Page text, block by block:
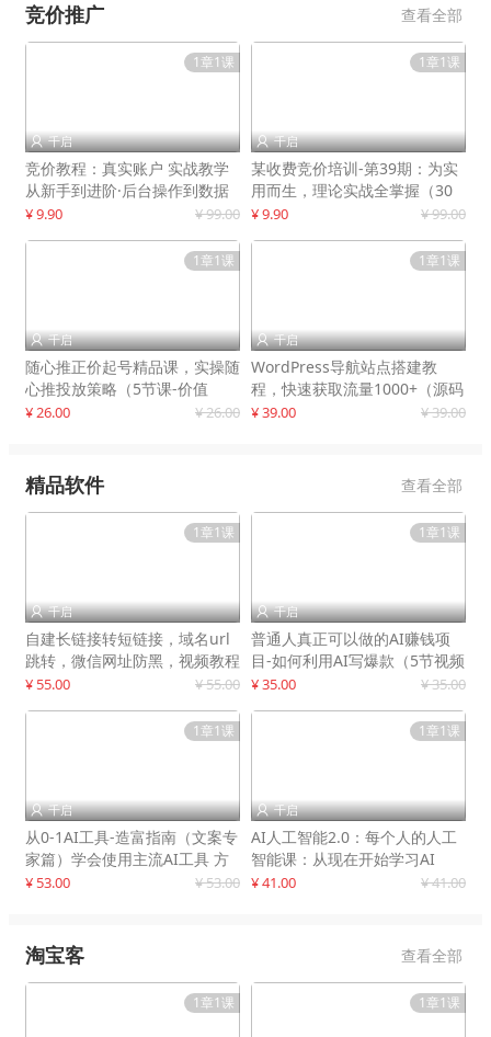
竞价推广 查看全部
1章1课
 千启
竞价教程：真实账户 实战教学
从新手到进阶·后台操作到数据
优化
¥ 9.90 ¥ 99.00
1章1课
 千启
某收费竞价培训-第39期：为实
用而生，理论实战全掌握（30
节课）
¥ 9.90 ¥ 99.00
1章1课
 千启
随心推正价起号精品课，实操随
心推投放策略（5节课-价值
298）
¥ 26.00 ¥ 26.00
1章1课
 千启
WordPress导航站点搭建教
程，快速获取流量1000+（源码
+教程）
¥ 39.00 ¥ 39.00
精品软件 查看全部
1章1课
 千启
自建长链接转短链接，域名url
跳转，微信网址防黑，视频教程
手把手教你
¥ 55.00 ¥ 55.00
1章1课
 千启
普通人真正可以做的AI赚钱项
目-如何利用AI写爆款（5节视频
课）
¥ 35.00 ¥ 35.00
1章1课
 千启
从0-1AI工具-造富指南（文案专
家篇）学会使用主流AI工具 方
法和心法的融合
¥ 53.00 ¥ 53.00
1章1课
 千启
AI人工智能2.0：每个人的人工
智能课：从现在开始学习AI
¥ 41.00 ¥ 41.00
淘宝客 查看全部
1章1课 1章1课